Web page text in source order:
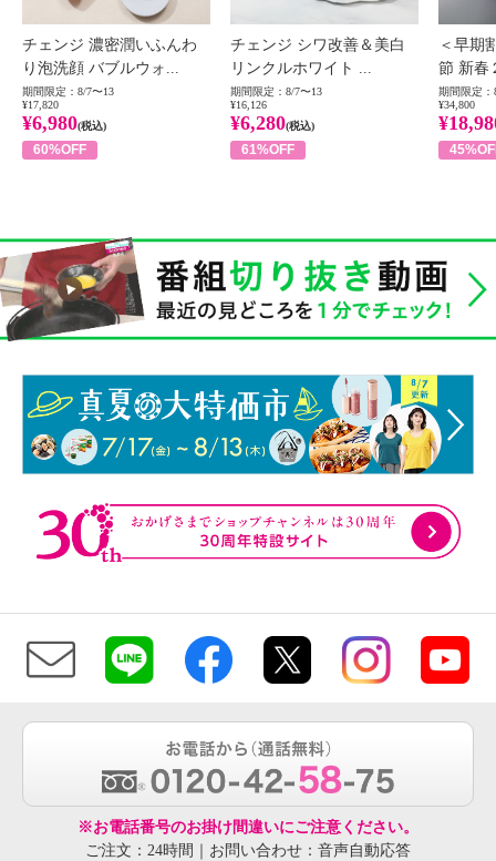
チェンジ 濃密潤いふんわ
り泡洗顔 バブルウォ...
期間限定：8/7〜13
¥17,820
¥6,980(税込)
60%OFF
チェンジ シワ改善＆美白
リンクルホワイト ...
期間限定：8/7〜13
¥16,126
¥6,280(税込)
61%OFF
＜早期
節 新春
期間限定：
¥34,800
※お電話番号のお掛け間違いにご注意ください。
ご注文：24時間｜お問い合わせ：音声自動応答